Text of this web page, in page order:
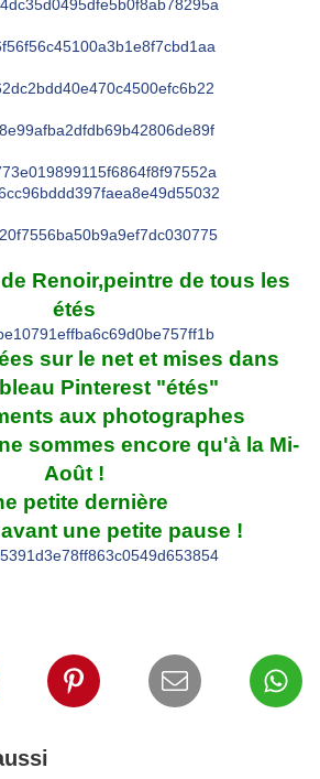
Renoir,peintre de tous les
étés
sur le net et mises dans
Pinterest "étés"
aux photographes
sommes encore qu'à la Mi-
Août !
petite dernière
une petite pause !